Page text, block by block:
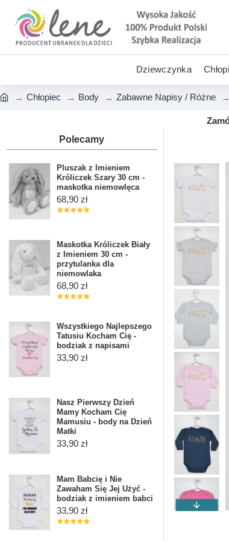
Dziewczynka
Chłopiec Body Zabawne Napisy / Różne
Polecamy
Pluszak z Imieniem
Króliczek Szary 30 cm -
maskotka niemowlęca
68,90 zł
Maskotka Króliczek Biały
z Imieniem 30 cm -
przytulanka dla
niemowlaka
68,90 zł
Wszystkiego Najlepszego
Tatusiu Kocham Cię -
bodziak z napisami
33,90 zł
Nasz Pierwszy Dzień
Mamy Kocham Cię
Mamusiu - body na Dzień
Matki
33,90 zł
Mam Babcię i Nie
Zawaham Się Jej Użyć -
bodziak z imieniem babci
33,90 zł